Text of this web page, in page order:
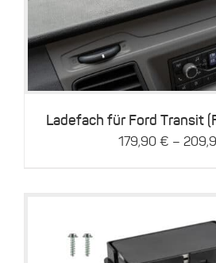
Produkt
weist
mehrere
auf.
Die
können
auf
der
Ladefach für Ford Transit
179,90 € –